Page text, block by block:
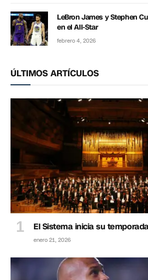
LeBron James y Stephen
en el All-Star
febrero 4, 2026
ÚLTIMOS ARTÍCULOS
El Sistema inicia su
enero 21, 2026